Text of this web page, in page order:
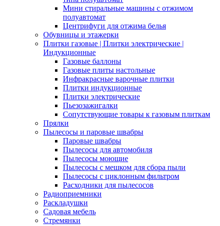
Мини стиральные машины с отжимом
полуавтомат
Центрифуги для отжима белья
Обувницы и этажерки
Плитки газовые | Плитки электрические |
Индукционные
Газовые баллоны
Газовые плиты настольные
Инфракрасные варочные плитки
Плитки индукционные
Плитки электрические
Пьезозажигалки
Сопутствующие товары к газовым плиткам
Прялки
Пылесосы и паровые швабры
Паровые швабры
Пылесосы для автомобиля
Пылесосы моющие
Пылесосы с мешком для сбора пыли
Пылесосы с циклонным фильтром
Расходники для пылесосов
Радиоприемники
Раскладушки
Садовая мебель
Стремянки